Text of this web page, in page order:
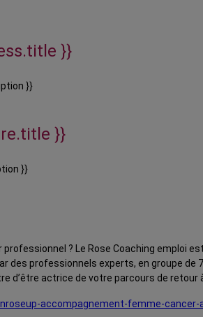
}}
}}
}}
}}
? Le Rose Coaching emploi
des professionnels experts, en groupe de
d’être actrice de votre parcours de retour
accompagnement-femme-cancer-